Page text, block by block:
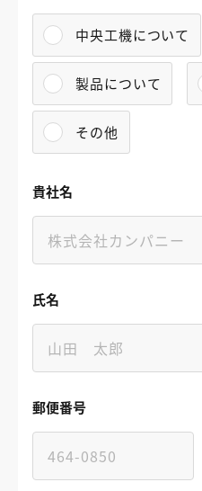
中央工機について
製品について
その他
貴社名
氏名
郵便番号